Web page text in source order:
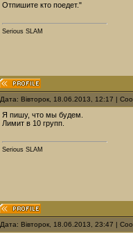
Отпишите кто поедет."
Serious SLAM
Дата: Вівторок, 18.06.2013, 12:17 |
Я пишу, что мы будем.
Лимит в 10 групп.
Serious SLAM
Дата: Вівторок, 18.06.2013, 23:47 |